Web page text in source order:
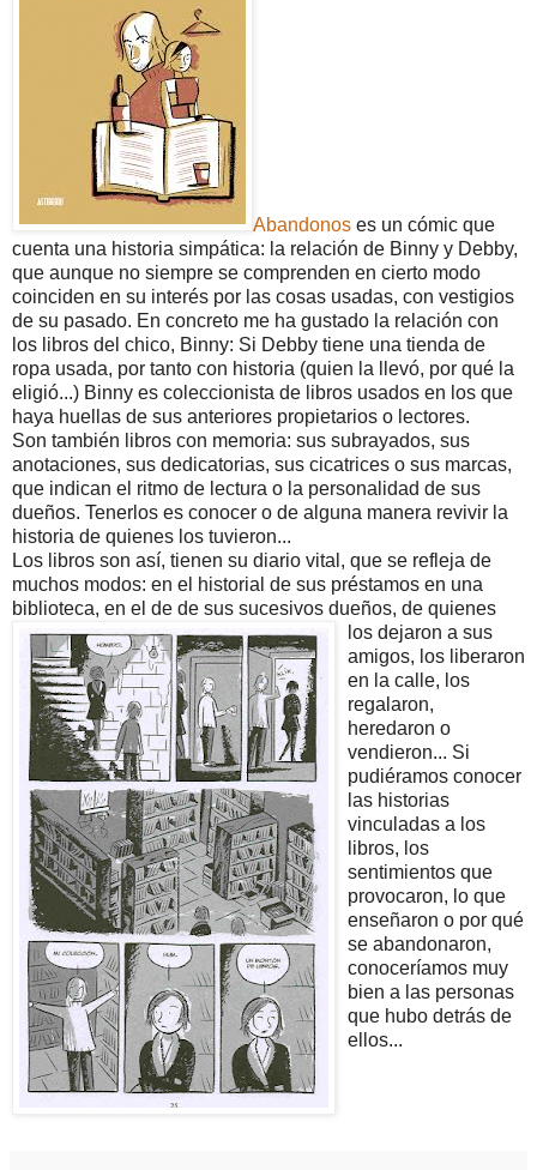
Abandonos es un cómic que
cuenta una historia simpática: la relación de Binny y Debby,
que aunque no siempre se comprenden en cierto modo
coinciden en su interés por las cosas usadas, con vestigios
de su pasado. En concreto me ha gustado la relación con
los libros del chico, Binny: Si Debby tiene una tienda de
ropa usada, por tanto con historia (quien la llevó, por qué la
eligió...) Binny es coleccionista de libros usados en los que
haya huellas de sus anteriores propietarios o lectores.
Son también libros con memoria: sus subrayados, sus
anotaciones, sus dedicatorias, sus cicatrices o sus marcas,
que indican el ritmo de lectura o la personalidad de sus
dueños. Tenerlos es conocer o de alguna manera revivir la
historia de quienes los tuvieron...
Los libros son así, tienen su diario vital, que se refleja de
muchos modos: en el historial de sus préstamos en una
biblioteca, en el de de sus sucesivos dueños, de quienes
los dejaron a sus
amigos, los liberaron
en la calle, los
regalaron,
heredaron o
vendieron... Si
pudiéramos conocer
las historias
vinculadas a los
libros, los
sentimientos que
provocaron, lo que
enseñaron o por qué
se abandonaron,
conoceríamos muy
bien a las personas
que hubo detrás de
ellos...